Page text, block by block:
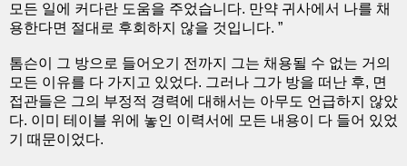
모든 일에 커다란 도움을 주었습니다. 만약 귀사에서 나를 채
용한다면 절대로 후회하지 않을 것입니다. ”
톰슨이 그 방으로 들어오기 전까지 그는 채용될 수 없는 거의
모든 이유를 다 가지고 있었다. 그러나 그가 방을 떠난 후, 면
접관들은 그의 부정적 경력에 대해서는 아무도 언급하지 않았
다. 이미 테이블 위에 놓인 이력서에 모든 내용이 다 들어 있었
기 때문이었다.